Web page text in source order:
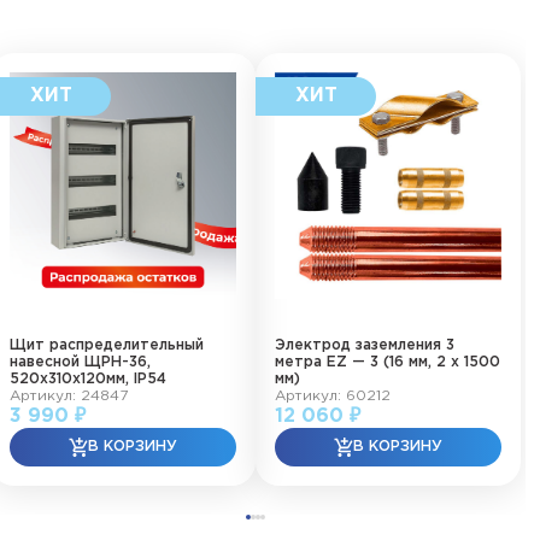
Щит распределительный
навесной ЩРН-36,
520х310х120мм, IP54
Артикул: 24847
3 990 ₽
Электрод заземления 3
метра EZ — 3 (16 мм, 2 х 1500
мм)
Артикул: 60212
12 060 ₽